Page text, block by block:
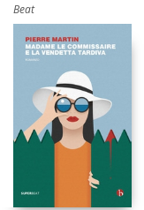
Beat